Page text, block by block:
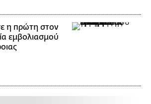
η πρώτη στον
εμβολιασμού